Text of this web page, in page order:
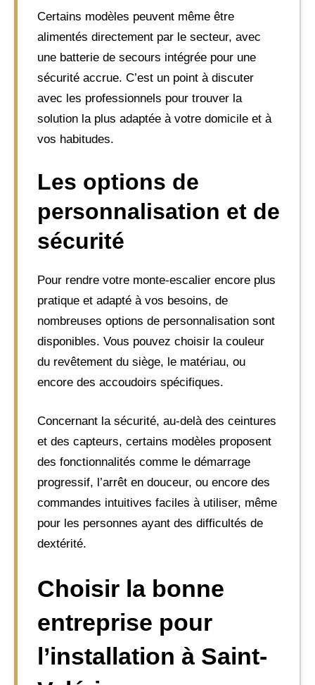
Certains modèles peuvent même être
alimentés directement par le secteur, avec
une batterie de secours intégrée pour une
sécurité accrue. C’est un point à discuter
avec les professionnels pour trouver la
solution la plus adaptée à votre domicile et à
vos habitudes.
Les options de
personnalisation et de
sécurité
Pour rendre votre monte-escalier encore plus
pratique et adapté à vos besoins, de
nombreuses options de personnalisation sont
disponibles. Vous pouvez choisir la couleur
du revêtement du siège, le matériau, ou
encore des accoudoirs spécifiques.
Concernant la sécurité, au-delà des ceintures
et des capteurs, certains modèles proposent
des fonctionnalités comme le démarrage
progressif, l’arrêt en douceur, ou encore des
commandes intuitives faciles à utiliser, même
pour les personnes ayant des difficultés de
dextérité.
Choisir la bonne
entreprise pour
l’installation à Saint-